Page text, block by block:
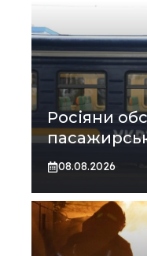
Росіяни
08.08.2026